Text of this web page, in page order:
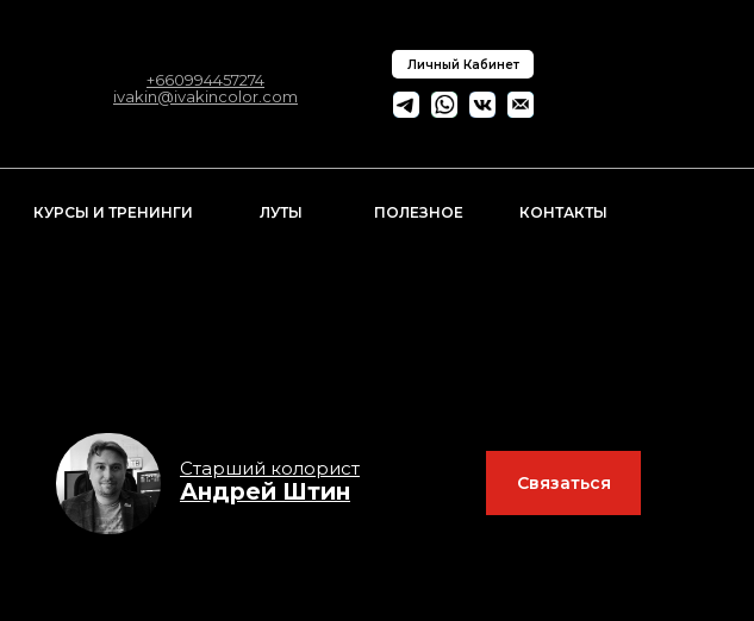
КУРСЫ И ТРЕНИНГИ ЛУТЫ ПОЛЕЗНОЕ КОНТАКТЫ
+660994457274
ivakin@ivakincolor.com
Личный Кабинет
Андрей Штин Связаться
Старший колорист